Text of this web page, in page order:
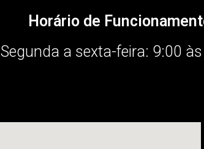
Horário de
Segunda a sexta-feira: 9:00